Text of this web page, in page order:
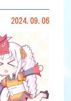
2024.09.06